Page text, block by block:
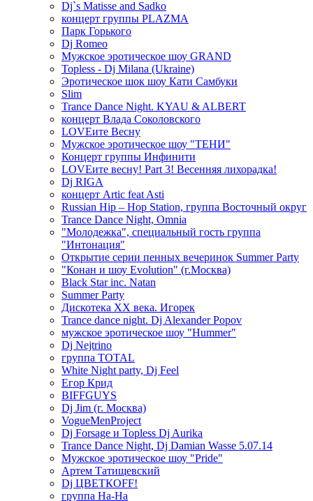
Dj`s Matisse and Sadko
концерт группы PLAZMA
Парк Горького
Dj Romeo
Мужское эротическое шоу GRAND
Topless - Dj Milana (Ukraine)
Эротическое шок шоу Кати Самбуки
Slim
Trance Dance Night. KYAU & ALBERT
концерт Влада Соколовского
LOVEите Весну
Мужское эротическое шоу "ТЕНИ"
Концерт группы Инфинити
LOVEите весну! Part 3! Весенняя лихорадка!
Dj RIGA
концерт Artic feat Asti
Russian Hip – Hop Station, группа Восточный округ
Trance Dance Night, Omnia
"Молодежка", специальный гость группа
"Интонация"
Открытие серии пенных вечеринок Summer Party
"Конан и шоу Evolution" (г.Москва)
Black Star inc. Natan
Summer Party
Дискотека ХХ века. Игорек
Trance dance night. Dj Alexander Popov
мужское эротическое шоу "Hummer"
Dj Nejtrino
группа TOTAL
White Night party, Dj Feel
Егор Крид
BIFFGUYS
Dj Jim (г. Москва)
VogueMenProject
Dj Forsage и Topless Dj Aurika
Trance Dance Night, Dj Damian Wasse 5.07.14
Мужское эротическое шоу "Pride"
Артем Татищевский
Dj ЦВЕТКOFF!
группа На-На